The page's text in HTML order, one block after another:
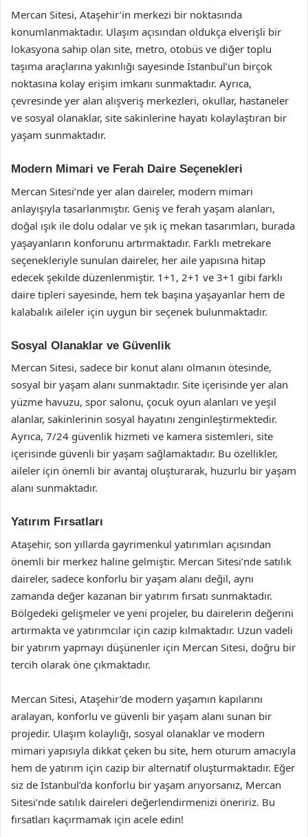
Mercan Sitesi, Ataşehir’in merkezi bir noktasında
konumlanmaktadır. Ulaşım açısından oldukça elverişli bir
lokasyona sahip olan site, metro, otobüs ve diğer toplu
taşıma araçlarına yakınlığı sayesinde İstanbul’un birçok
noktasına kolay erişim imkanı sunmaktadır. Ayrıca,
çevresinde yer alan alışveriş merkezleri, okullar, hastaneler
ve sosyal olanaklar, site sakinlerine hayatı kolaylaştıran bir
yaşam sunmaktadır.
Modern Mimari ve Ferah Daire Seçenekleri
Mercan Sitesi’nde yer alan daireler, modern mimari
anlayışıyla tasarlanmıştır. Geniş ve ferah yaşam alanları,
doğal ışık ile dolu odalar ve şık iç mekan tasarımları, burada
yaşayanların konforunu artırmaktadır. Farklı metrekare
seçenekleriyle sunulan daireler, her aile yapısına hitap
edecek şekilde düzenlenmiştir. 1+1, 2+1 ve 3+1 gibi farklı
daire tipleri sayesinde, hem tek başına yaşayanlar hem de
kalabalık aileler için uygun bir seçenek bulunmaktadır.
Sosyal Olanaklar ve Güvenlik
Mercan Sitesi, sadece bir konut alanı olmanın ötesinde,
sosyal bir yaşam alanı sunmaktadır. Site içerisinde yer alan
yüzme havuzu, spor salonu, çocuk oyun alanları ve yeşil
alanlar, sakinlerinin sosyal hayatını zenginleştirmektedir.
Ayrıca, 7/24 güvenlik hizmeti ve kamera sistemleri, site
içerisinde güvenli bir yaşam sağlamaktadır. Bu özellikler,
aileler için önemli bir avantaj oluşturarak, huzurlu bir yaşam
alanı sunmaktadır.
Yatırım Fırsatları
Ataşehir, son yıllarda gayrimenkul yatırımları açısından
önemli bir merkez haline gelmiştir. Mercan Sitesi’nde satılık
daireler, sadece konforlu bir yaşam alanı değil, aynı
zamanda değer kazanan bir yatırım fırsatı sunmaktadır.
Bölgedeki gelişmeler ve yeni projeler, bu dairelerin değerini
artırmakta ve yatırımcılar için cazip kılmaktadır. Uzun vadeli
bir yatırım yapmayı düşünenler için Mercan Sitesi, doğru bir
tercih olarak öne çıkmaktadır.
Mercan Sitesi, Ataşehir’de modern yaşamın kapılarını
aralayan, konforlu ve güvenli bir yaşam alanı sunan bir
projedir. Ulaşım kolaylığı, sosyal olanaklar ve modern
mimari yapısıyla dikkat çeken bu site, hem oturum amacıyla
hem de yatırım için cazip bir alternatif oluşturmaktadır. Eğer
siz de İstanbul’da konforlu bir yaşam arıyorsanız, Mercan
Sitesi’nde satılık daireleri değerlendirmenizi öneririz. Bu
fırsatları kaçırmamak için acele edin!